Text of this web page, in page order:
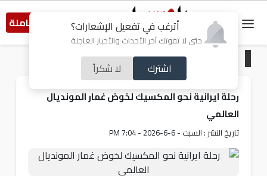
أترغب في تفعيل الإشعارات؟
حتى لا تفوتك آخر الأحداث والأخبار العاجلة
اشترك لا شكراً
النسخة الكاملة
رياضة
رحلة ايرانية نحو المكسيك لخوض غمار المونديال
العالمي
تاريخ النشر : السبت - 6-6-2026 - 7:04 PM